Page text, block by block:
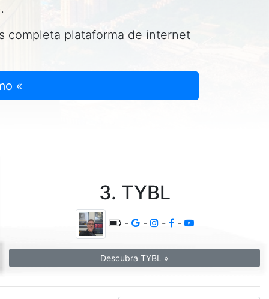
completa plataforma de internet
«
3. TYBL
- - - -
Descubra TYBL »